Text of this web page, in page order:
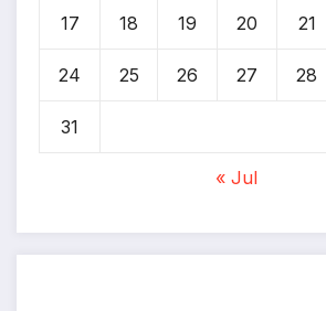
17 18 19 20 21
24 25 26 27 28
31
« Jul